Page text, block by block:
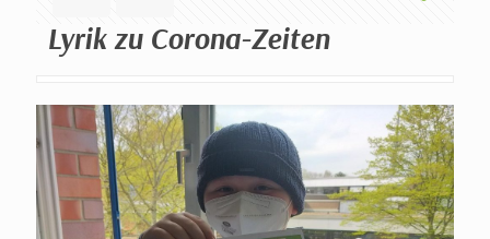
Lyrik zu Corona-Zeiten